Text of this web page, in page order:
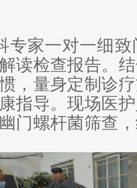
专家一对一细
读检查报告。
，量身定制诊
指导。现场医
门螺杆菌筛查